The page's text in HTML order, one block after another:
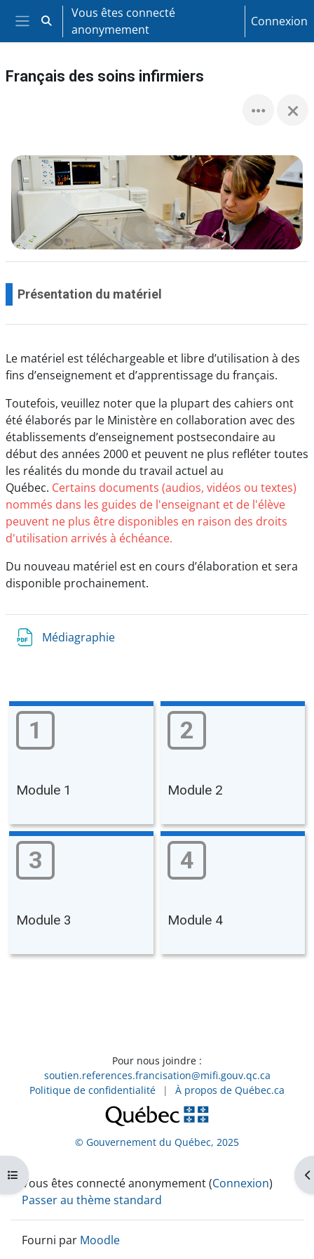
Passer au contenu principal
Panneau latéral
Activer/désactiver la saisie de recherche
Vous êtes connecté
anonymement
Connexion
Ouvrir l’index du cours
Français des soins infirmiers
Présentation du matériel
Le matériel est téléchargeable et libre d’utilisation à des
fins d’enseignement et d’apprentissage du français.
Toutefois, veuillez noter que la plupart des cahiers ont
été élaborés par le Ministère en collaboration avec des
établissements d’enseignement postsecondaire au
début des années 2000 et peuvent ne plus refléter toutes
les réalités du monde du travail actuel au
Québec. Certains documents (audios, vidéos ou textes)
nommés dans les guides de l'enseignant et de l'élève
peuvent ne plus être disponibles en raison des droits
d'utilisation arrivés à échéance.
Du nouveau matériel est en cours d’élaboration et sera
disponible prochainement.
Médiagraphie
1
Module 1
2
Module 2
3
Module 3
4
Module 4
Pour nous joindre :
soutien.references.francisation@mifi.gouv.qc.ca
Politique de confidentialité
| À propos de Québec.ca
© Gouvernement du Québec, 2025
Vous êtes connecté anonymement (Connexion)
Passer au thème standard
Fourni par Moodle